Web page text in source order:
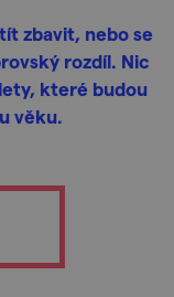
zbavit, nebo se
rozdíl. Nic
které budou
věku.